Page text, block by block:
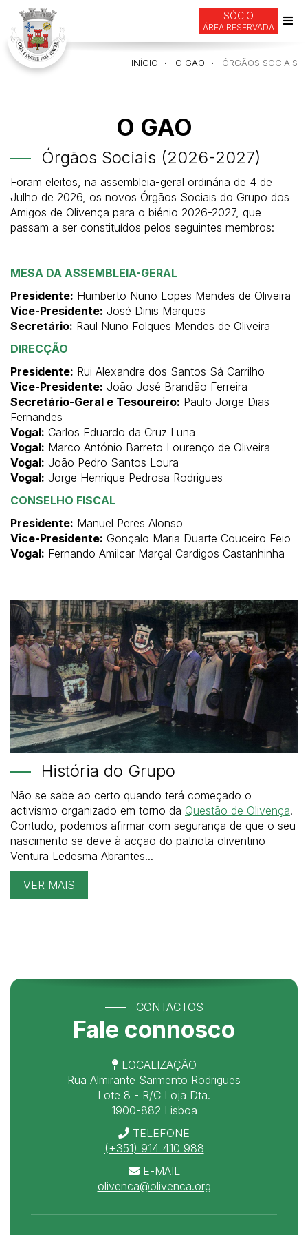
SÓCIO
ÁREA RESERVADA
INÍCIO O GAO ÓRGÃOS SOCIAIS
O GAO
Órgãos Sociais (2026-2027)
Foram eleitos, na assembleia-geral ordinária de 4 de
Julho de 2026, os novos Órgãos Sociais do Grupo dos
Amigos de Olivença para o biénio 2026-2027, que
passam a ser constituídos pelos seguintes membros:
MESA DA ASSEMBLEIA-GERAL
Presidente: Humberto Nuno Lopes Mendes de Oliveira
Vice-Presidente: José Dinis Marques
Secretário: Raul Nuno Folques Mendes de Oliveira
DIRECÇÃO
Presidente: Rui Alexandre dos Santos Sá Carrilho
Vice-Presidente: João José Brandão Ferreira
Secretário-Geral e Tesoureiro: Paulo Jorge Dias
Fernandes
Vogal: Carlos Eduardo da Cruz Luna
Vogal: Marco António Barreto Lourenço de Oliveira
Vogal: João Pedro Santos Loura
Vogal: Jorge Henrique Pedrosa Rodrigues
CONSELHO FISCAL
Presidente: Manuel Peres Alonso
Vice-Presidente: Gonçalo Maria Duarte Couceiro Feio
Vogal: Fernando Amilcar Marçal Cardigos Castanhinha
História do Grupo
Não se sabe ao certo quando terá começado o
activismo organizado em torno da Questão de Olivença.
Contudo, podemos afirmar com segurança de que o seu
nascimento se deve à acção do patriota oliventino
Ventura Ledesma Abrantes...
VER MAIS
CONTACTOS
Fale connosco
LOCALIZAÇÃO
Rua Almirante Sarmento Rodrigues
Lote 8 - R/C Loja Dta.
1900-882 Lisboa
TELEFONE
(+351) 914 410 988
E-MAIL
olivenca@olivenca.org